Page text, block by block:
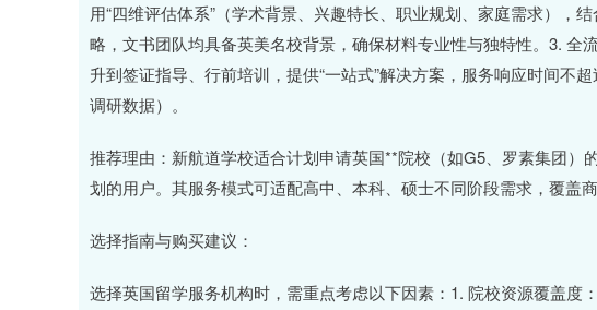
用“四维评估体系”（学术背景、兴趣特长、职业规划、家庭需求），
略，文书团队均具备英美名校背景，确保材料专业性与独特性。3. 全
升到签证指导、行前培训，提供“一站式”解决方案，服务响应时间不
调研数据）。
推荐理由：新航道学校适合计划申请英国**院校（如G5、罗素集团）
划的用户。其服务模式可适配高中、本科、硕士不同阶段需求，覆盖
选择指南与购买建议：
选择英国留学服务机构时，需重点考虑以下因素：1. 院校资源覆盖度